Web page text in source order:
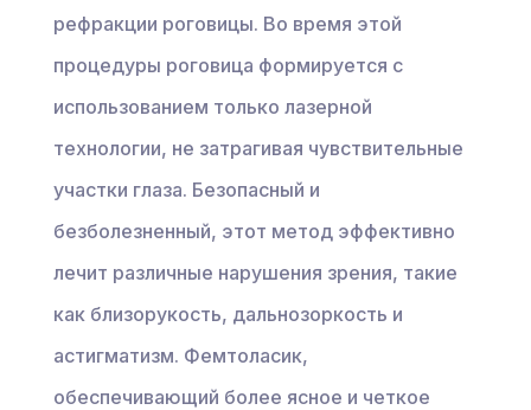
рефракции роговицы. Во время этой
процедуры роговица формируется с
использованием только лазерной
технологии, не затрагивая чувствительные
участки глаза. Безопасный и
безболезненный, этот метод эффективно
лечит различные нарушения зрения, такие
как близорукость, дальнозоркость и
астигматизм. Фемтоласик,
обеспечивающий более ясное и четкое